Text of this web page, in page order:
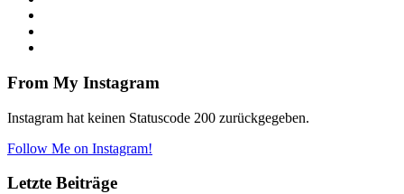
From My Instagram
Instagram hat keinen Statuscode 200 zurückgegeben.
Follow Me on Instagram!
Letzte Beiträge